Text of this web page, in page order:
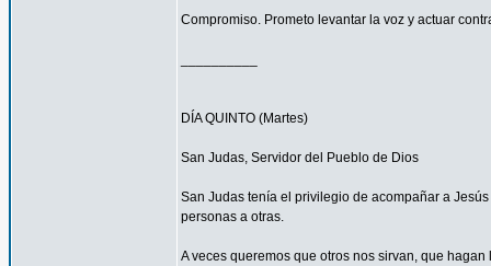
Compromiso. Prometo levantar la voz y actuar
DÍA QUINTO (Martes)
San Judas, Servidor del Pueblo de Dios
San Judas tenía el privilegio de acompañar a
personas a otras.
A veces queremos que otros nos sirvan, que